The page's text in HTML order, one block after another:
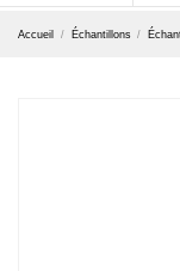
Accueil Échantillons